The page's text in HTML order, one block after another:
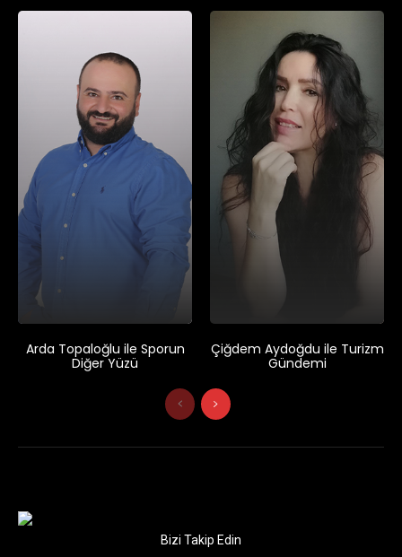
Arda Topaloğlu ile Sporun
Diğer Yüzü
Çiğdem Aydoğdu ile Turizm
Gündemi
Bizi Takip Edin